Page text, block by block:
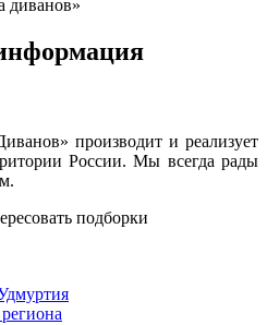
производит и реализует
России. Мы всегда рады
подборки